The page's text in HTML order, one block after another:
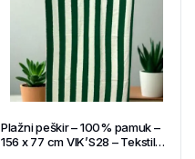
Plažni peškir – 100% pamuk –
156 x 77 cm VIK’S28 – Tekstil